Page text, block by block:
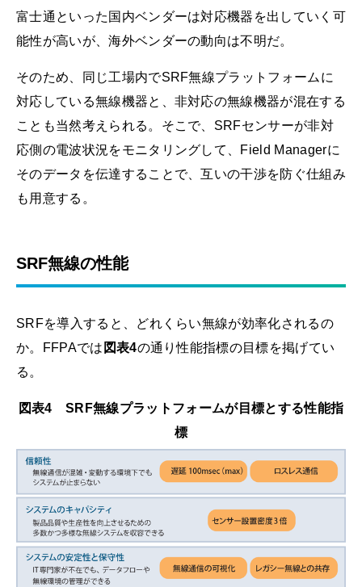
富士通といった国内ベンダーは対応機器を出していく可
能性が高いが、海外ベンダーの動向は不明だ。
そのため、同じ工場内でSRF無線プラットフォームに
対応している無線機器と、非対応の無線機器が混在する
ことも当然考えられる。そこで、SRFセンサーが非対
応側の電波状況をモニタリングして、Field Managerに
そのデータを伝達することで、互いの干渉を防ぐ仕組み
も用意する。
SRF無線の性能
SRFを導入すると、どれくらい無線が効率化されるの
か。FFPAでは 図表4の通り性能指標の目標を掲げてい
る。
図表4 SRF無線プラットフォームが目標とする性能指
標